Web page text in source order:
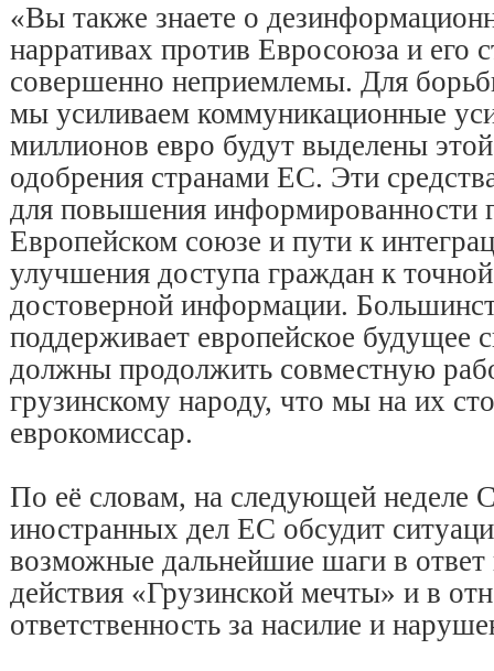
«Вы также знаете о
нарративах против Евросоюза и его
совершенно неприемлемы. Для
мы усиливаем коммуникационные
миллионов евро будут выделены
одобрения странами ЕС. Эти
для повышения информированности
Европейском союзе и пути к
улучшения доступа граждан к
достоверной информации.
поддерживает европейское будущее
должны продолжить совместную
грузинскому народу, что мы на их
еврокомиссар.
По её словам, на следующей неделе
иностранных дел ЕС обсудит
возможные дальнейшие шаги в ответ
действия «Грузинской мечты» и в
ответственность за насилие и